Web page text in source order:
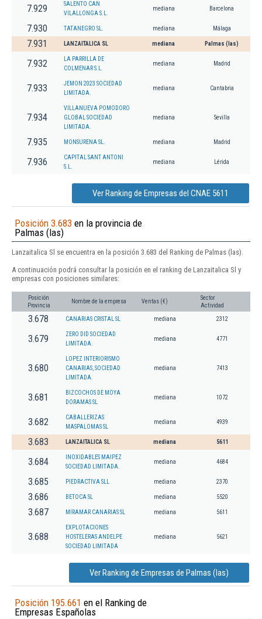
7.929
SALENTO CAN
VILALLONGA S.L.
mediana Barcelona
7.930 TATANEGRO SL. mediana Málaga
7.931 LANZAITALICA SL mediana Palmas (las)
7.932
LA PARRILLA DE
COLMENAR S.L.
mediana Madrid
7.933
JEMON 2023 SOCIEDAD
LIMITADA.
mediana Cantabria
7.934
VILLANUEVA POMODORO
GLOBAL SOCIEDAD
LIMITADA.
mediana Sevilla
7.935 MONSURENA SL. mediana Madrid
7.936
CAPITAL SANT ANTONI
S.L.
mediana Lérida
Ver Ranking de Empresas del CNAE 5611
Posición 3.683 en la provincia de
Palmas (las)
Lanzaitalica Sl se encuentra en la posición 3.683 del Ranking de Palmas (las).
A continuación podrá consultar la posición en el ranking de Lanzaitalica Sl y
empresas con posiciones similares:
Posición
Provincia
Nombre de la empresa Ventas (€)
Sector
Actividad
3.678 CANARIAS CRISTAL SL mediana 2312
3.679
ZERO DID SOCIEDAD
LIMITADA.
mediana 4771
3.680
LOPEZ INTERIORISMO
CANARIAS, SOCIEDAD
LIMITADA.
mediana 7413
3.681
BIZCOCHOS DE MOYA
DORAMAS SL
mediana 1072
3.682
CABALLERIZAS
MASPALOMAS SL
mediana 4939
3.683 LANZAITALICA SL mediana 5611
3.684
INOXIDABLES MAIPEZ
SOCIEDAD LIMITADA.
mediana 4684
3.685 PIEDRACTIVA SLL mediana 2370
3.686 BETOCA SL mediana 5520
3.687 MIRAMAR CANARIAS SL mediana 5611
3.688
EXPLOTACIONES
HOSTELERAS ANDELPE
SOCIEDAD LIMITADA
mediana 5621
Ver Ranking de Empresas de Palmas (las)
Posición 195.661 en el Ranking de
Empresas Españolas